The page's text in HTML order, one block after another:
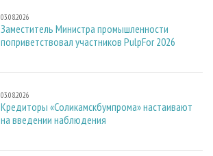
03.08.2026
Заместитель Министра промышленности
поприветствовал участников PulpFor 2026
03.08.2026
Кредиторы «Соликамскбумпрома» настаивают
на введении наблюдения